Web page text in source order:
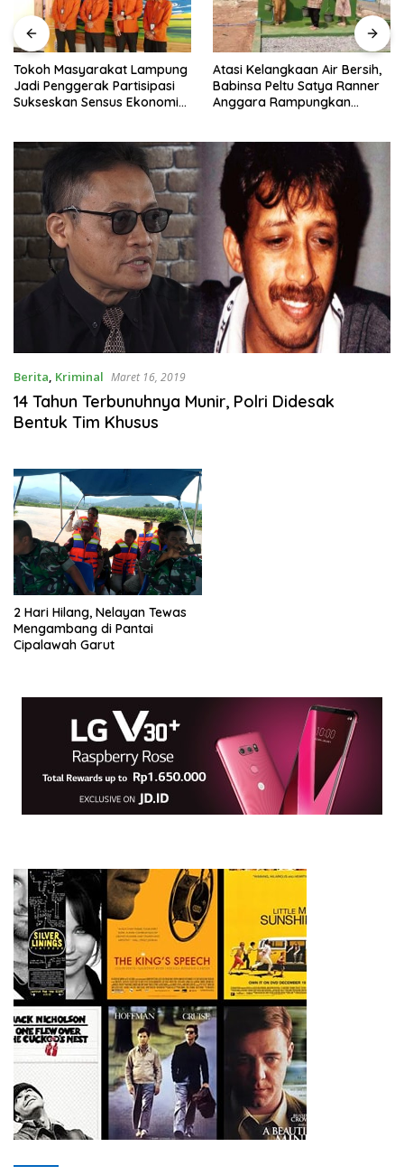
Tokoh Masyarakat Lampung
Jadi Penggerak Partisipasi
Sukseskan Sensus Ekonomi
Atasi Kelangkaan Air Bersih,
Babinsa Peltu Satya Ranner
Anggara Rampungkan
Berita, Kriminal Maret 16, 2019
14 Tahun Terbunuhnya Munir, Polri Didesak
Bentuk Tim Khusus
2 Hari Hilang, Nelayan Tewas
Mengambang di Pantai
Cipalawah Garut